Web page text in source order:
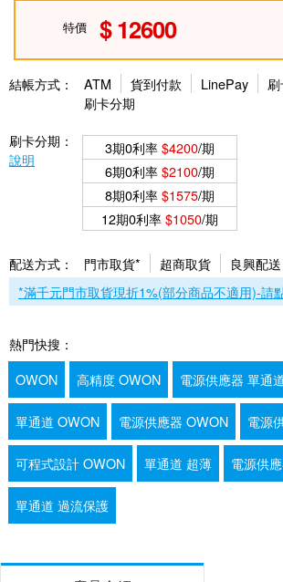
特價 12600
結帳方式： ATM 貨到付款 LinePay
刷卡分期
刷卡分期：
說明
3期0利率$4200/期
6期0利率$2100/期
8期0利率$1575/期
12期0利率$1050/期
配送方式： 門市取貨* 超商取貨
良興配送
*滿千元門市取貨現折1%(部分商品不適用)-請
熱門快搜：
OWON
高精度 OWON 電源供應器 單通
單通道 OWON 電源供應器 OWON 電源
可程式設計 OWON 單通道 超薄 電源供
單通道 過流保護